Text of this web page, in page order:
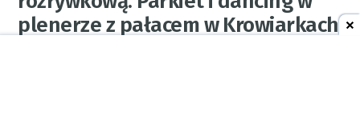
plenerze z pałacem w Krowiarkach